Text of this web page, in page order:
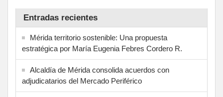
Entradas recientes
Mérida territorio sostenible: Una propuesta
estratégica por María Eugenia Febres Cordero R.
Alcaldía de Mérida consolida acuerdos con
adjudicatarios del Mercado Periférico